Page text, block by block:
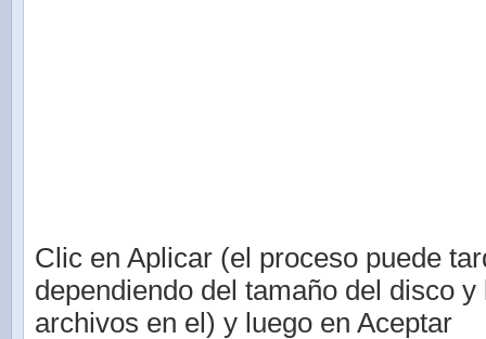
Clic en Aplicar (el proceso puede
dependiendo del tamaño del disco y
archivos en el) y luego en Aceptar